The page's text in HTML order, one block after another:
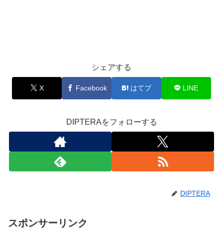
シェアする
X Facebook はてブ LINE
DIPTERAをフォローする
DIPTERA
スポンサーリンク